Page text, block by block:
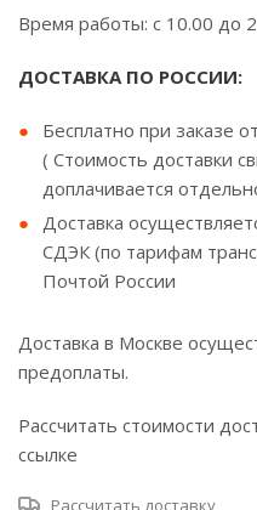
Время работы: с 10.00 до
ДОСТАВКА ПО РОССИИ:
Бесплатно при заказе
( Стоимость доставки
доплачивается
Доставка
СДЭК (по тарифам
Почтой России
Доставка в Москве
предоплаты.
Рассчитать стоимости
ссылке
Рассчитать доставку